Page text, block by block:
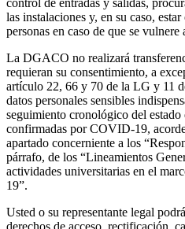
control de entradas y salidas,
las instalaciones y, en su caso,
personas en caso de que se
La DGACO no realizará
requieran su consentimiento, a
artículo 22, 66 y 70 de la LG y 11
datos personales sensibles
seguimiento cronológico del estado
confirmadas por COVID-19,
apartado concerniente a los
párrafo, de los “Lineamientos
actividades universitarias en el
19”.
Usted o su representante legal